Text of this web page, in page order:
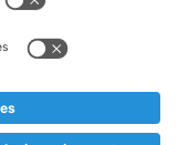
et jusqu'à
serions
et TVA incl.
a été adoptée